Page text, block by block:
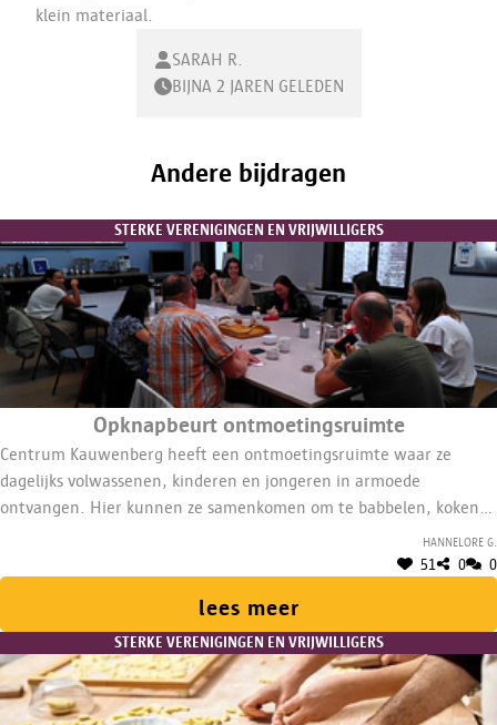
klein materiaal.
SARAH R.
BIJNA 2 JAREN GELEDEN
Andere bijdragen
STERKE VERENIGINGEN EN VRIJWILLIGERS
Opknapbeurt ontmoetingsruimte
Centrum Kauwenberg heeft een ontmoetingsruimte waar ze
dagelijks volwassenen, kinderen en jongeren in armoede
ontvangen. Hier kunnen ze samenkomen om te babbelen, koken,
knutselen of vergaderen. Deze ruimte heeft nood aan eenHannelore G.
51 0 0
lees meer
STERKE VERENIGINGEN EN VRIJWILLIGERS